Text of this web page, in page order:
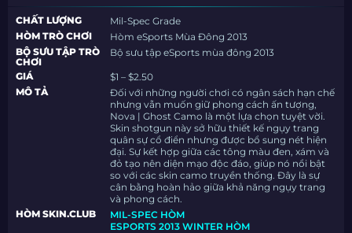
CHẤT LƯỢNG
Mil-Spec Grade
HÒM TRÒ CHƠI
Hòm eSports Mùa Đông 2013
BỘ SƯU TẬP TRÒ
CHƠI
Bộ sưu tập eSports mùa đông 2013
GIÁ
$1 – $2.50
MÔ TẢ
Đối với những người chơi có ngân sách hạn chế
nhưng vẫn muốn giữ phong cách ấn tượng,
Nova | Ghost Camo là một lựa chọn tuyệt vời.
Skin shotgun này sở hữu thiết kế ngụy trang
quân sự cổ điển nhưng được bổ sung nét hiện
đại. Sự kết hợp giữa các tông màu đen, xám và
đỏ tạo nên diện mạo độc đáo, giúp nó nổi bật
so với các skin camo truyền thống. Đây là sự
cân bằng hoàn hảo giữa khả năng ngụy trang
và phong cách.
HÒM SKIN.CLUB
MIL-SPEC HÒM
ESPORTS 2013 WINTER HÒM